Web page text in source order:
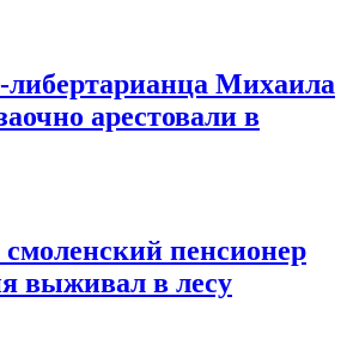
Михаила
арестовали в
пенсионер
выживал в лесу